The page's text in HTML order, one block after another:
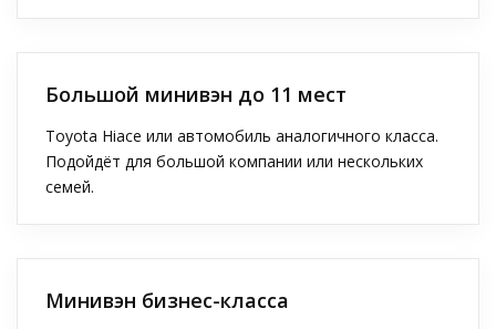
Большой минивэн до 11 мест
Toyota Hiace или автомобиль аналогичного класса.
Подойдёт для большой компании или нескольких
семей.
Минивэн бизнес-класса